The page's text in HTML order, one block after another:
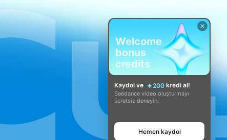
Welcome
bonus
credits
Kaydol ve 200 kredi al!
Seedance video oluşturmayı
ücretsiz deneyin!
Hemen kaydol